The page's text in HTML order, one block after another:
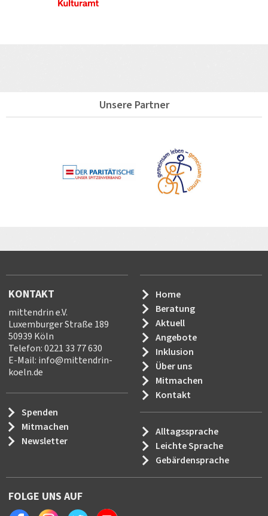
Unsere Partner
KONTAKT
mittendrin e.V.
Luxemburger Straße 189
50939 Köln
Telefon: 0221 33 77 630
E-Mail: info@mittendrin-
koeln.de
Spenden
Mitmachen
Newsletter
Home
Beratung
Aktuell
Angebote
Inklusion
Über uns
Mitmachen
Kontakt
Alltagssprache
Leichte Sprache
Gebärdensprache
FOLGE UNS AUF